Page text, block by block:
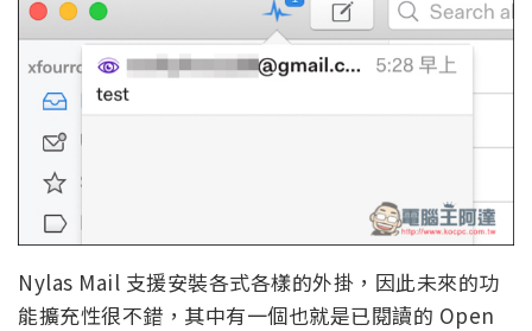
Nylas Mail 支援安裝各式各樣的外掛，因此未來的功
能擴充性很不錯，其中有一個也就是已閱讀的 Open